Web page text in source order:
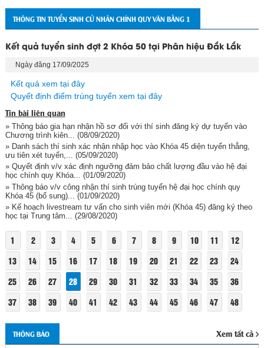
THÔNG TIN TUYỂN SINH CỬ NHÂN CHÍNH QUY VĂN BẰNG 1
Kết quả tuyển sinh đợt 2 Khóa 50 tại Phân hiệu Đắk Lắk
Ngày đăng 17/09/2025
Kết quả xem tại đây
Quyết định điểm trúng tuyển xem tại đây
Tin bài liên quan
» Thông báo gia hạn nhận hồ sơ đối với thí sinh đăng ký dự tuyển vào
Chương trình kiên...
(08/09/2020)
» Danh sách thí sinh xác nhận nhập học vào Khóa 45 diện tuyển thẳng,
ưu tiên xét tuyển,... (05/09/2020)
» Quyết định v/v xác định ngưỡng đảm bảo chất lượng đầu vào hệ đại
học chính quy Khóa... (01/09/2020)
» Thông báo v/v công nhận thí sinh trúng tuyển hệ đại học chính quy
Khóa 45 (bổ sung)...
(01/09/2020)
» Kế hoạch livestream tư vấn cho sinh viên mới (Khóa 45) đăng ký theo
học tại Trung tâm... (29/08/2020)
1 2 3 4 5 6 7 8 9 10 11
12
13
14 15 16 17 18 19 20 21 22 23
24
25
26 27 28 29 30 31 32 33 34 35
36
37
38 39 40 41 42 43 44 45 46 47 48
THÔNG BÁO Xem tất cả